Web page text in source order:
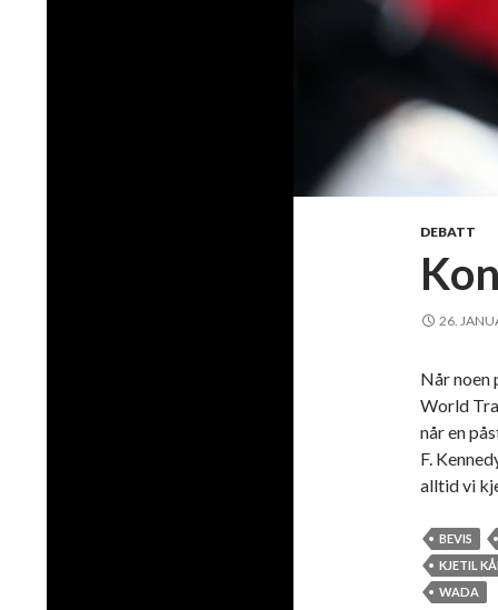
DEBATT
26.
Når noen
World
når en
F.
alltid vi
BEVIS
KJETIL
WADA